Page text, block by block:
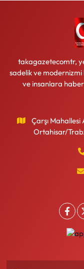
takagazetecomtr,
sadelik ve
ve insanlara
Çarşı
Ortahisar/